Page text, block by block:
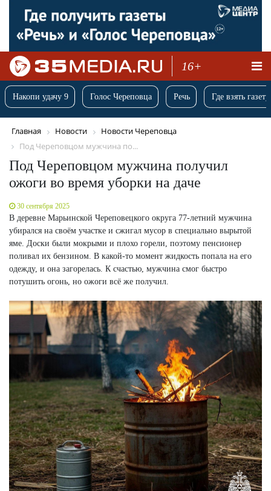
16+
Накопи удачу 9 Голос Череповца Речь Где взять
Главная Новости
Новости Череповца
Под Череповцом мужчина по...
Под Череповцом мужчина получил
ожоги во время уборки на даче
30 сентября 2025
В деревне Марьинской Череповецкого округа 77-летний мужчина
убирался на своём участке и сжигал мусор в специально вырытой
яме. Доски были мокрыми и плохо горели, поэтому пенсионер
поливал их бензином. В какой-то момент жидкость попала на его
одежду, и она загорелась. К счастью, мужчина смог быстро
потушить огонь, но ожоги всё же получил.